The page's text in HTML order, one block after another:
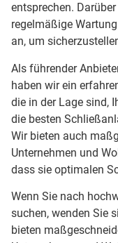
entsprechen.
regelmäßige
an, um
Als führender
haben wir ein
die in der Lage sind,
die besten
Wir bieten auch
Unternehmen und
dass sie optimalen
Wenn Sie nach
suchen, wenden Sie
bieten